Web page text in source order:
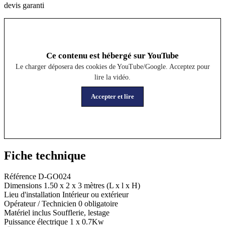
devis garanti
Ce contenu est hébergé sur YouTube
Le charger déposera des cookies de YouTube/Google. Acceptez pour
lire la vidéo.
Accepter et lire
Fiche technique
Référence D-GO024
Dimensions 1.50 x 2 x 3 mètres (L x l x H)
Lieu d'installation Intérieur ou extérieur
Opérateur / Technicien 0 obligatoire
Matériel inclus Soufflerie, lestage
Puissance électrique 1 x 0.7Kw